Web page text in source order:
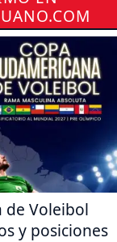
de Voleibol
y posiciones